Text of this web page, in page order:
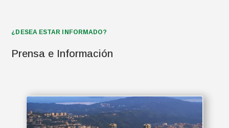
¿DESEA ESTAR INFORMADO?
Prensa e Información